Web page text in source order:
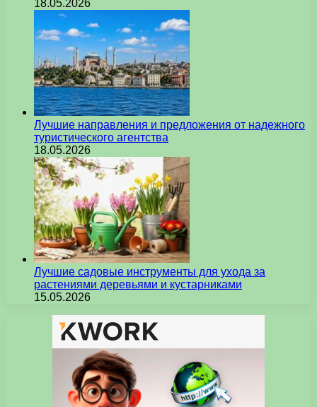
18.05.2026
Лучшие направления и предложения от надежного
туристического агентства
18.05.2026
Лучшие садовые инструменты для ухода за
растениями деревьями и кустарниками
15.05.2026